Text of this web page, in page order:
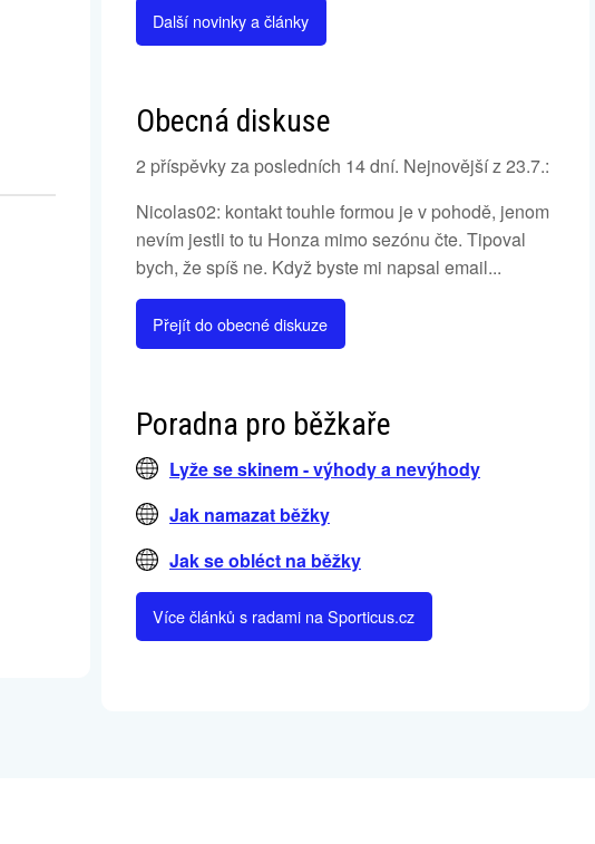
Další novinky a články
Obecná diskuse
2 příspěvky za posledních 14 dní. Nejnovější z 23.7.:
Nicolas02: kontakt touhle formou je v pohodě, jenom
nevím jestli to tu Honza mimo sezónu čte. Tipoval
bych, že spíš ne. Když byste mi napsal email...
Přejít do obecné diskuze
Poradna pro běžkaře
Lyže se skinem - výhody a nevýhody
Jak namazat běžky
Jak se obléct na běžky
Více článků s radami na Sporticus.cz